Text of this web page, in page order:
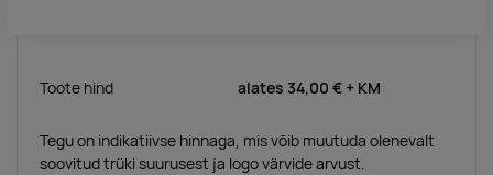
Toote hind alates 34,00 € + KM
Tegu on indikatiivse hinnaga, mis võib muutuda olenevalt
soovitud trüki suurusest ja logo värvide arvust.